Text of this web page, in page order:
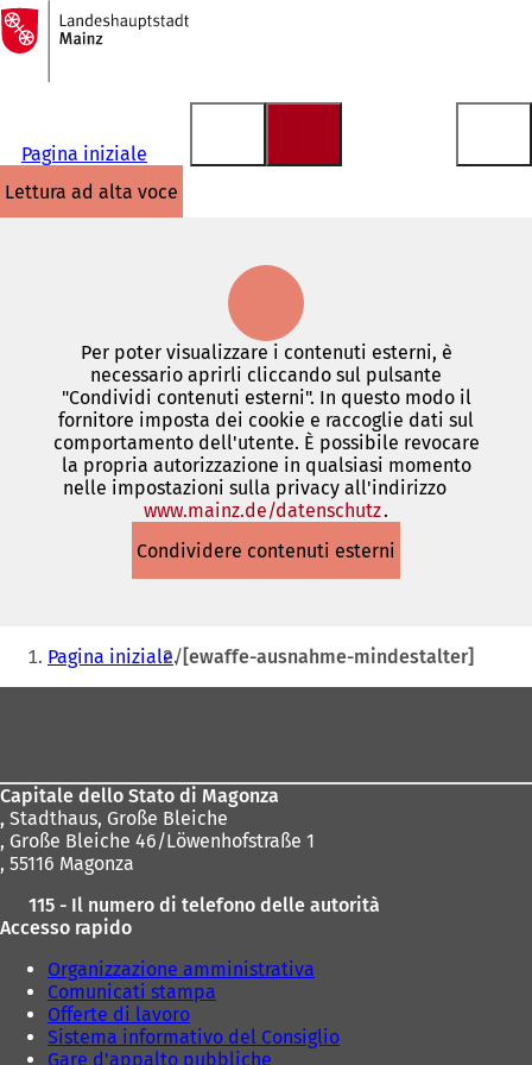
Vai al contenuto
Alla
pagina
iniziale
Pagina iniziale
lettura ad alta voce
Per poter visualizzare i contenuti esterni, è
necessario aprirli cliccando sul pulsante
"Condividi contenuti esterni". In questo modo il
fornitore imposta dei cookie e raccoglie dati sul
comportamento dell'utente. È possibile revocare
la propria autorizzazione in qualsiasi momento
nelle impostazioni sulla privacy all'indirizzo
www.mainz.de/datenschutz(Si
in
una
.
Condividere contenuti esterni
Siete
qui:
Pagina iniziale [ewaffe-ausnahme-mindestalter]
Capitale dello Stato di Magonza
, Stadthaus, Große Bleiche
, Große Bleiche 46/Löwenhofstraße 1
, 55116 Magonza
115 - Il numero di telefono delle autorità
Accesso rapido
Organizzazione amministrativa
Comunicati stampa
Offerte di lavoro
Sistema informativo del Consiglio
Gare d'appalto pubbliche